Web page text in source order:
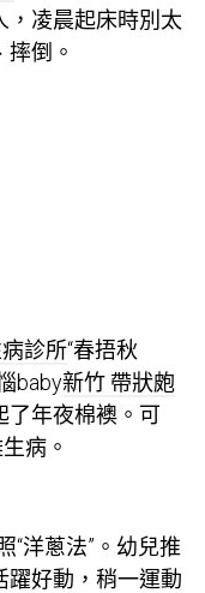
，凌晨起床時別太
倒。
診所“春捂秋
baby新竹 帶狀皰
了年夜棉襖。可
病。
“洋蔥法”。幼兒推
躍好動，稍一運動